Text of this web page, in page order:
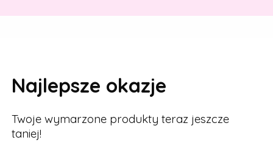
Najlepsze okazje
Twoje wymarzone produkty teraz jeszcze
taniej!